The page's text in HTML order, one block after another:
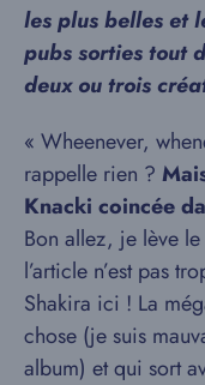
les plus belles et
pubs sorties tout
deux ou trois
« Wheenever,
rappelle rien ?
Knacki coincée
Bon allez, je lève
l’article n’est pas
Shakira ici ! La
chose (je suis
album) et qui sort